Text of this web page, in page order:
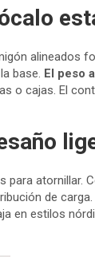
alineados
base. El peso
o cajas. El
para atornillar.
de carga.
en estilos